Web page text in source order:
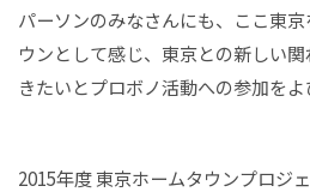
パーソンのみなさんにも、ここ東
ウンとして感じ、東京との新しい
きたいとプロボノ活動への参加をよ
2015年度 東京ホームタウンプロジ